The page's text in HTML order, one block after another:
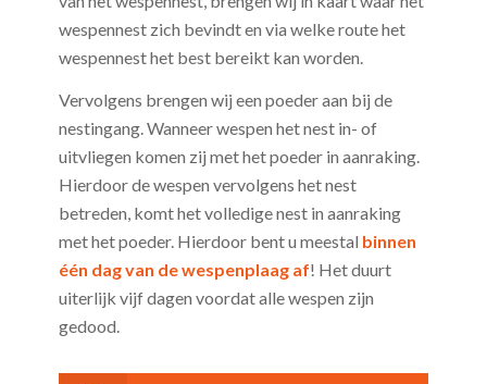
wespennest zich bevindt en via welke route het
wespennest het best bereikt kan worden.
Vervolgens brengen wij een poeder aan bij de
nestingang. Wanneer wespen het nest in- of
uitvliegen komen zij met het poeder in aanraking.
Hierdoor de wespen vervolgens het nest
betreden, komt het volledige nest in aanraking
met het poeder. Hierdoor bent u meestal binnen
één dag van de wespenplaag af! Het duurt
uiterlijk vijf dagen voordat alle wespen zijn
gedood.